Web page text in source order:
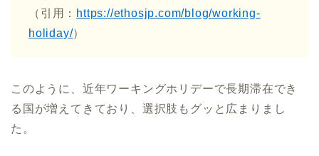
（引用： https://ethosjp.com/blog/working-
holiday/）
このように、近年ワーキングホリデーで長期滞在でき
る国が増えてきており、選択肢もグッと広まりまし
た。